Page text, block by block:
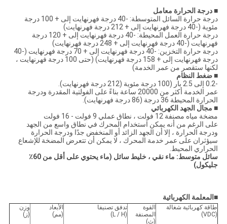
■ درجة الحرارة معامل
درجة حرارة السائل المتوسطة: -40 درجة فهرنهايت إلى + 100 درجة
مئوية (-40 درجة فهرنهايت إلى + 212 درجة فهرنهايت)
درجة حرارة العمل المحيطة: -40 درجة فهرنهايت إلى + 120 درجة
فهرنهايت (-40 درجة فهرنهايت إلى + 248 درجة فهرنهايت)
درجة حرارة التخزين: -40 درجة فهرنهايت إلى + 70 درجة فهرنهايت (-40
درجة فهرنهايت إلى + 158 درجة فهرنهايت) (حتى 100 درجة فهرنهايت ،
لكنها ستقصر من عمر الخدمة)
■ضغط النظام
-0.2 إلى 2.5 بار (100 درجة مئوية (212 درجة فهرنهايت).
عمر الخدمة أكثر من 20000 ساعة بناءً على الفولتية المقدرة ودرجة
الحرارة المحيطة 36 درجة (86 درجة فهرنهايت).
■ مجال الجهد الكهربائي
مضخة مياه مصنفة 12 فولت ، نطاق عملي 9 فولت - 16 فولت
على الرغم من أنه يمكن استخدام المحرك في نطاق واسع من الجهد
ودرجة الحرارة ، إلا أن الجهد الزائد أو المنخفض جدًا ودرجة الحرارة
سيؤثران على عمر خدمة المحرك ، لا يمكن أن تتعرض المضخة للإشعاع
الحراري المحيط.
سائل متوسط: ماء نقي ، خليط سائل (ماء يحتوي على أقل من 60٪
جليكول)
■المعلمة الكهربائية
طاقة كهربائية شغالة
(VDC)
القوة
المصنفة
(ث)
تدفق تصنيفا
(L / H)
الأبعاد
(مم)
وزن
(ز)